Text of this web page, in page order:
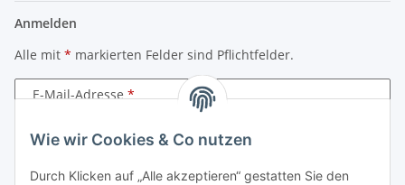
Wie wir Cookies & Co nutzen
Durch Klicken auf „Alle akzeptieren“ gestatten Sie den
Anmelden
Alle mit * markierten Felder sind Pflichtfelder.
E-Mail-Adresse
Passwort